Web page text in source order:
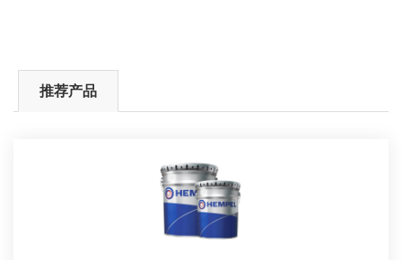
推荐产品